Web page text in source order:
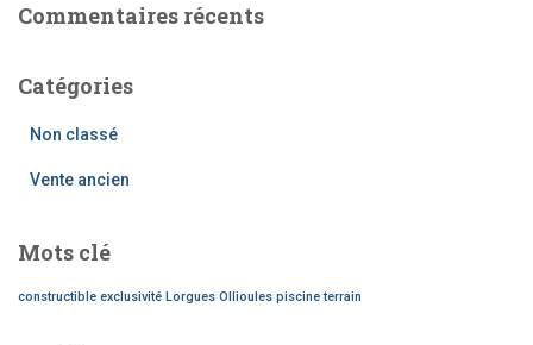
Commentaires récents
Catégories
Non classé
Vente ancien
Mots clé
constructible exclusivité Lorgues Ollioules piscine terrain